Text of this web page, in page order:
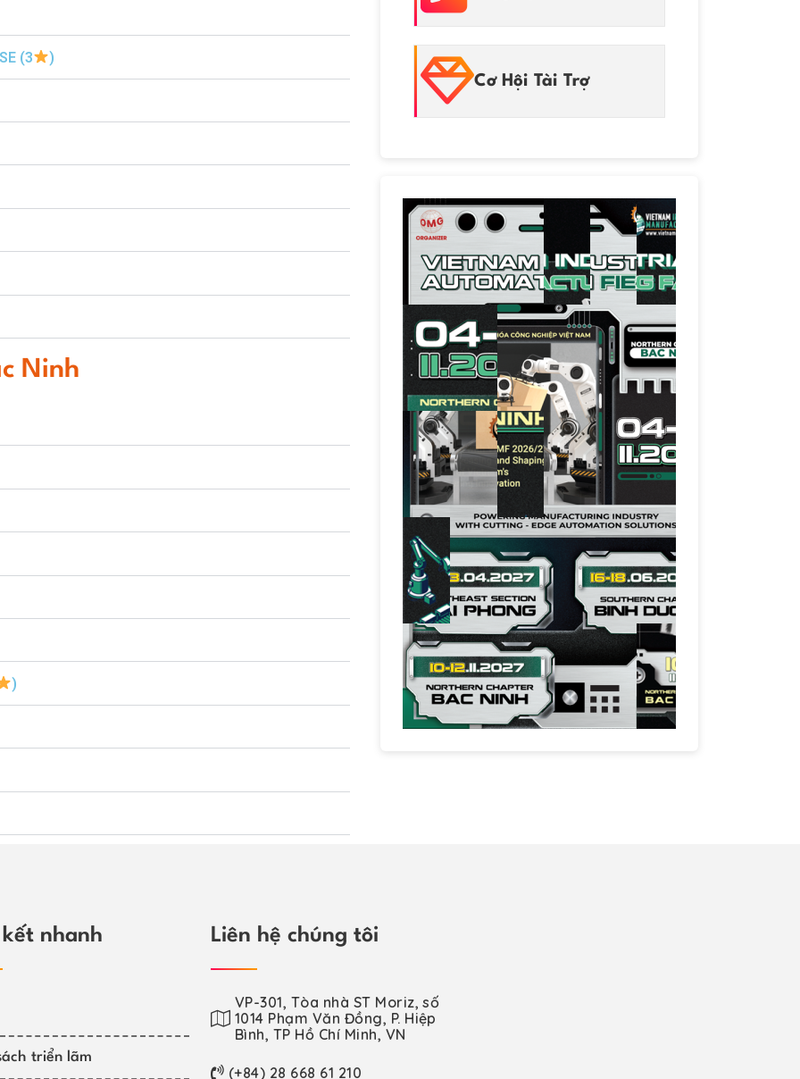
(3 )
Ninh
)
Cơ Hội Tài Trợ
nhanh
triển lãm
Liên hệ chúng tôi
VP-301, Tòa nhà ST Moriz, số
1014 Phạm Văn Đồng, P. Hiệp
Bình, TP Hồ Chí Minh, VN
(+84) 28 668 61 210